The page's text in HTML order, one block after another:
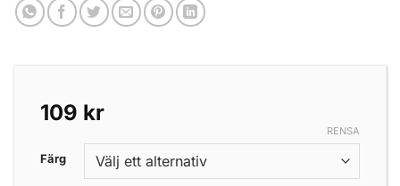
109 kr
Färg
RENSA